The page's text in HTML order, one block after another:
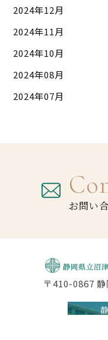
2024年12月
2024年11月
2024年10月
2024年08月
2024年07月
お問い
〒410-0867